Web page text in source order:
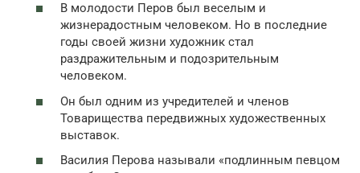
В молодости Перов был веселым и
жизнерадостным человеком. Но в последние
годы своей жизни художник стал
раздражительным и подозрительным
человеком.
Он был одним из учредителей и членов
Товарищества передвижных художественных
выставок.
Василия Перова называли «подлинным певцом